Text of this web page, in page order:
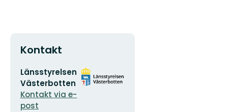
Kontakt
E-
postadress
Länsstyrelsen
Västerbotten
Kontakt via e-
post
Organisationens
logotyp